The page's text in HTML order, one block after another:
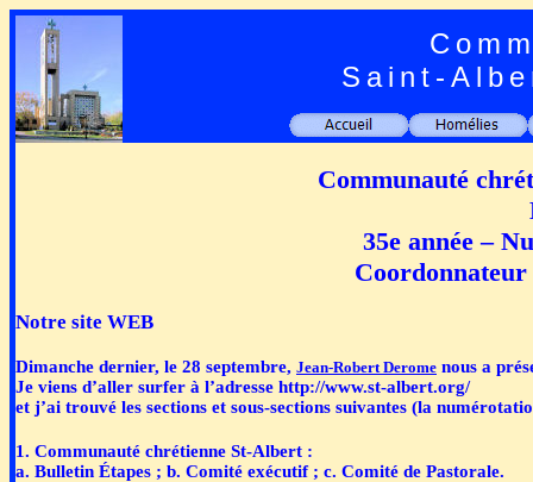
Saint-
Communauté
35e année –
Notre site WEB
Dimanche dernier, le 28 septembre, Jean-Robert Derome nous a
Je viens d’aller surfer à l’adresse http://www.st-albert.org/
et j’ai trouvé les sections et sous-sections suivantes (la
1. Communauté chrétienne St-Albert :
a. Bulletin Étapes ; b. Comité exécutif ; c. Comité de Pastorale.